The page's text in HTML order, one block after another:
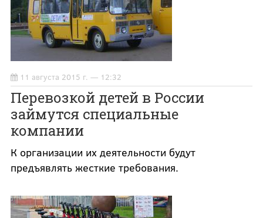
11 августа 2015 г. — 12:32
Перевозкой детей в России
займутся специальные
компании
К организации их деятельности будут
предъявлять жесткие требования.